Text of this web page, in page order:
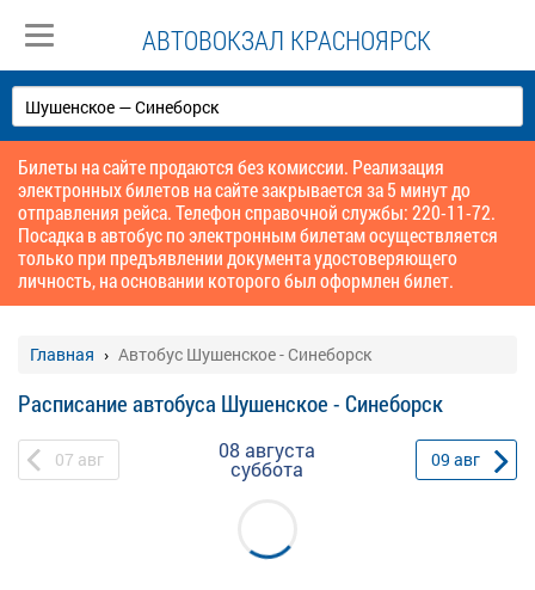
АВТОВОКЗАЛ КРАСНОЯРСК
Билеты на сайте продаются без комиссии. Реализация
электронных билетов на сайте закрывается за 5 минут до
отправления рейса. Телефон справочной службы: 220-11-72.
Посадка в автобус по электронным билетам осуществляется
только при предъявлении документа удостоверяющего
личность, на основании которого был оформлен билет.
Главная Автобус Шушенское - Синеборск
Расписание автобуса Шушенское - Синеборск
07 авг 08 августа
суббота 09 авг